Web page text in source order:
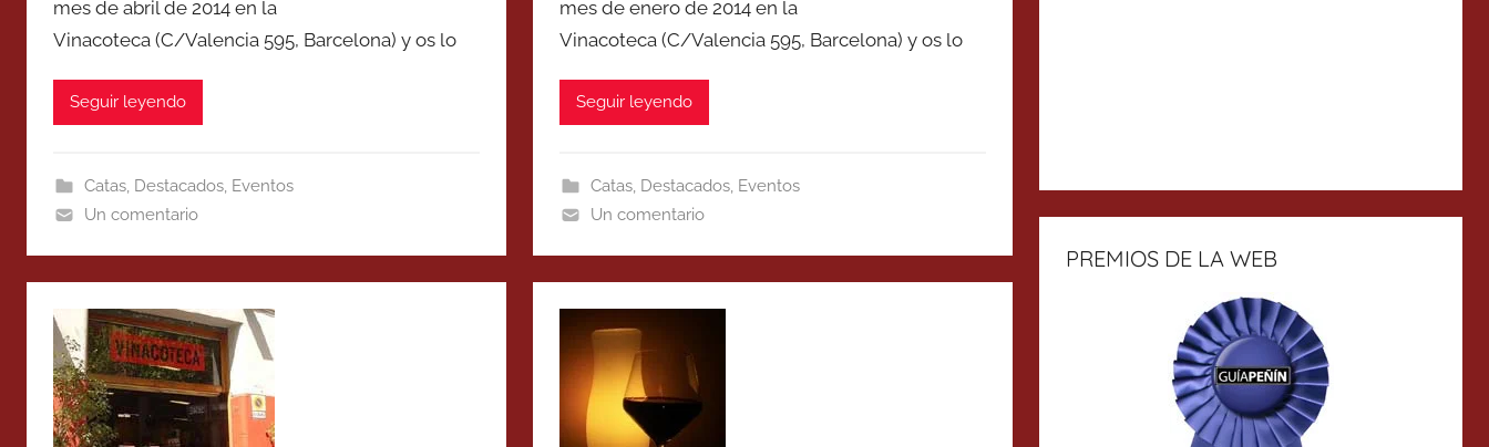
mes de abril de 2014 en la
Vinacoteca (C/Valencia 595, Barcelona) y os lo
Seguir leyendo
Catas, Destacados, Eventos
Un comentario
mes de enero de 2014 en la
Vinacoteca (C/Valencia 595, Barcelona) y os lo
Seguir leyendo
Catas, Destacados, Eventos
Un comentario
PREMIOS DE LA WEB